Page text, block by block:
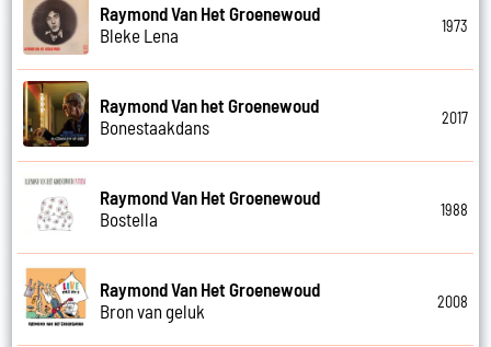
Raymond Van Het Groenewoud
Bleke Lena
1973
Raymond Van het Groenewoud
Bonestaakdans
2017
Raymond Van Het Groenewoud
Bostella
1988
Raymond Van Het Groenewoud
Bron van geluk
2008